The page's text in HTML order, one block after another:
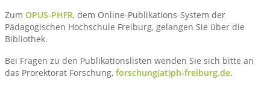
Zum OPUS-PHFR, dem Online-Publikations-System der
Pädagogischen Hochschule Freiburg, gelangen Sie über die
Bibliothek.
Bei Fragen zu den Publikationslisten wenden Sie sich bitte an
das Prorektorat Forschung, forschung(at)ph-freiburg.de.